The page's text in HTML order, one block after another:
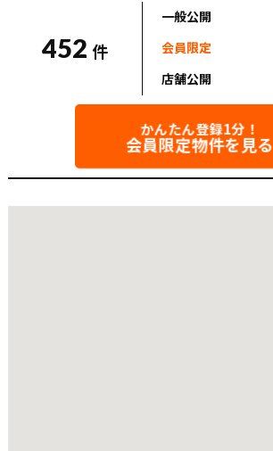
452 件
一般公開
会員限定
店舗公開
かんたん登録1分！
会員限定物件を見る